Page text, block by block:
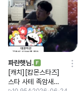
파란햇님.
[캐치][캄몬스타즈]
스타 사테 족암새퉤